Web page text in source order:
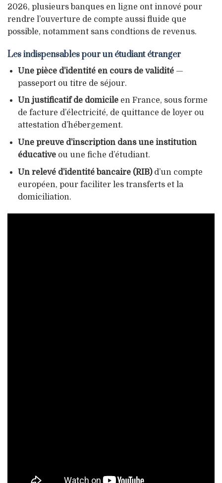
2026, plusieurs banques en ligne ont innové pour
rendre l’ouverture de compte aussi fluide que
possible, notamment sans condtions de revenus.
Les indispensables pour un étudiant étranger
Une pièce d’identité en cours de validité—
passeport ou titre de séjour.
Un justificatif de domicileen France, sous forme
de facture d’électricité, de quittance de loyer ou
attestation d’hébergement.
Une preuve d’inscription dans une institution
éducativeou une fiche d’étudiant.
Un relevé d’identité bancaire (RIB)d’un compte
européen, pour faciliter les transferts et la
domiciliation.